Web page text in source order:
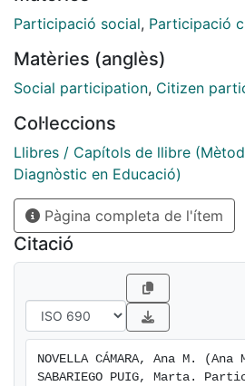
locales encargados de fomentar
colaboración con los verdaderos
adultos como los propios niños
sobre la innovación en la
largo de sus capítulos se aborda
acompañamiento de los niños y
ejercicio de participación, así
toma de decisiones locales.
sobre cómo promover espacios y
participativas autogestionadas
entorno. Se profundiza en
presentan herramientas
participación de manera
municipales. Además, se
presente continuo con el fin de
Participació social, Participació
Matèries (anglès)
Social participation, Citizen
Col·leccions
Llibres / Capítols de llibre
Diagnòstic en Educació)
Pàgina completa de l'ítem
Citació
NOVELLA CÁMARA, Ana M.
SABARIEGO PUIG, Marta.